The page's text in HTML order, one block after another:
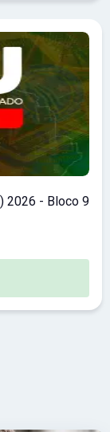
2026 - Bloco 9